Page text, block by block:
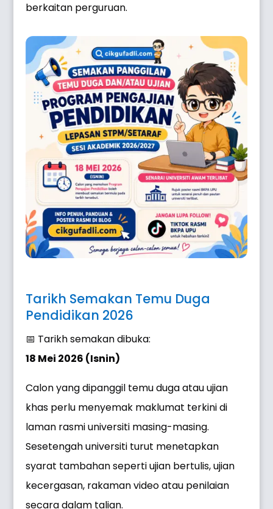
berkaitan perguruan.
Tarikh Semakan Temu Duga
Pendidikan 2026
📅 Tarikh semakan dibuka:
18 Mei 2026 (Isnin)
Calon yang dipanggil temu duga atau ujian
khas perlu menyemak maklumat terkini di
laman rasmi universiti masing-masing.
Sesetengah universiti turut menetapkan
syarat tambahan seperti ujian bertulis, ujian
kecergasan, rakaman video atau penilaian
secara dalam talian.